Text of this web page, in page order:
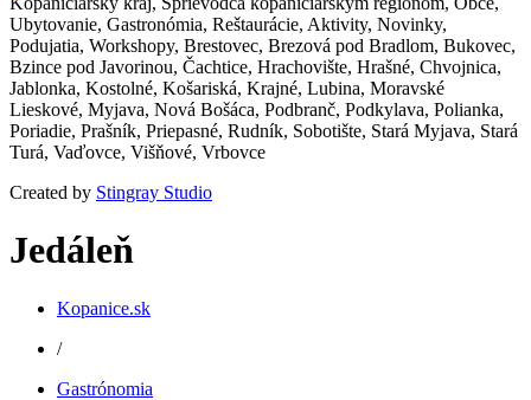
Created by Stingray Studio
Jedáleň
Kopanice.sk
/
Gastrónomia